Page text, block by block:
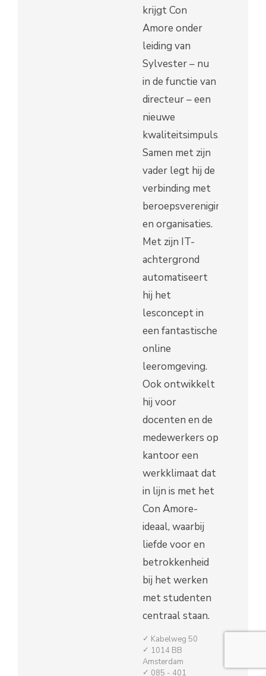
krijgt Con
Amore onder
leiding van
Sylvester – nu
in de functie van
directeur – een
nieuwe
kwaliteitsimpuls.
Samen met zijn
vader legt hij de
verbinding met
beroepsverenigingen
en organisaties.
Met zijn IT-
achtergrond
automatiseert
hij het
lesconcept in
een fantastische
online
leeromgeving.
Ook ontwikkelt
hij voor
docenten en de
medewerkers op
kantoor een
werkklimaat dat
in lijn is met het
Con Amore-
ideaal, waarbij
liefde voor en
betrokkenheid
bij het werken
met studenten
centraal staan.
Kabelweg 50
1014 BB
Amsterdam
085 - 401